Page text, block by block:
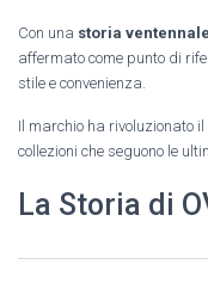
Con una storia ventennale
affermato come punto di
stile e convenienza.
Il marchio ha rivoluzionato il
collezioni che seguono le
La Storia di